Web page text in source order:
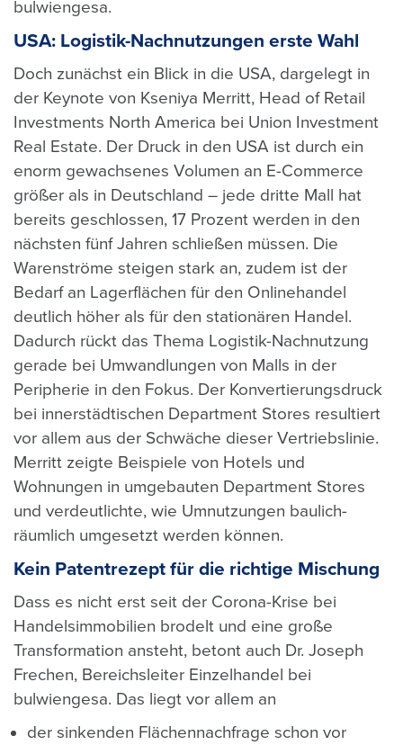
bulwiengesa.
USA: Logistik-Nachnutzungen erste Wahl
Doch zunächst ein Blick in die USA, dargelegt in
der Keynote von Kseniya Merritt, Head of Retail
Investments North America bei Union Investment
Real Estate. Der Druck in den USA ist durch ein
enorm gewachsenes Volumen an E-Commerce
größer als in Deutschland – jede dritte Mall hat
bereits geschlossen, 17 Prozent werden in den
nächsten fünf Jahren schließen müssen. Die
Warenströme steigen stark an, zudem ist der
Bedarf an Lagerflächen für den Onlinehandel
deutlich höher als für den stationären Handel.
Dadurch rückt das Thema Logistik-Nachnutzung
gerade bei Umwandlungen von Malls in der
Peripherie in den Fokus. Der Konvertierungsdruck
bei innerstädtischen Department Stores resultiert
vor allem aus der Schwäche dieser Vertriebslinie.
Merritt zeigte Beispiele von Hotels und
Wohnungen in umgebauten Department Stores
und verdeutlichte, wie Umnutzungen baulich-
räumlich umgesetzt werden können.
Kein Patentrezept für die richtige Mischung
Dass es nicht erst seit der Corona-Krise bei
Handelsimmobilien brodelt und eine große
Transformation ansteht, betont auch Dr. Joseph
Frechen, Bereichsleiter Einzelhandel bei
bulwiengesa. Das liegt vor allem an
der sinkenden Flächennachfrage schon vor